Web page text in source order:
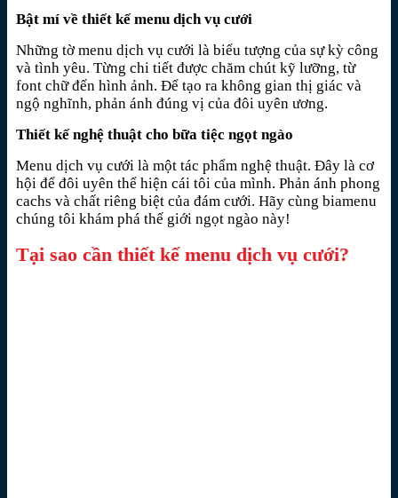
Bật mí về thiết kế menu dịch vụ cưới
Những tờ menu dịch vụ cưới là biểu tượng của sự kỳ công
và tình yêu. Từng chi tiết được chăm chút kỹ lưỡng, từ
font chữ đến hình ảnh. Để tạo ra không gian thị giác và
ngộ nghĩnh, phản ánh đúng vị của đôi uyên ương.
Thiết kế nghệ thuật cho bữa tiệc ngọt ngào
Menu dịch vụ cưới là một tác phẩm nghệ thuật. Đây là cơ
hội để đôi uyên thể hiện cái tôi của mình. Phản ánh phong
cachs và chất riêng biệt của đám cưới. Hãy cùng biamenu
chúng tôi khám phá thế giới ngọt ngào này!
Tại sao cần thiết kế menu dịch vụ cưới?